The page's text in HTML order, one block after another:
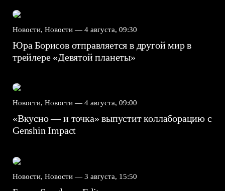
Новости, Новости — 4 августа, 09:30
Юра Борисов отправляется в другой мир в
трейлере «Девятой планеты»
Новости, Новости — 4 августа, 09:00
«Вкусно — и точка» выпустит коллаборацию с
Genshin Impact⁠⁠
Новости, Новости — 3 августа, 15:50